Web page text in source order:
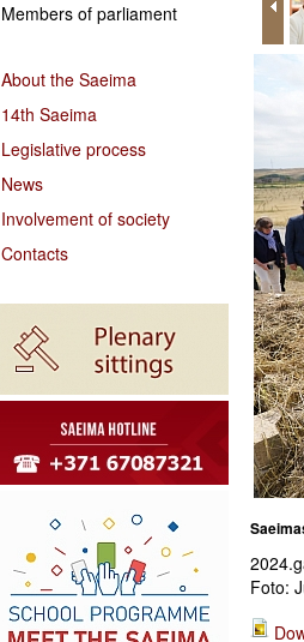
Members of parliament
About the Saeima
14th Saeima
Legislative process
News
Involvement of society
Contacts
Foto: